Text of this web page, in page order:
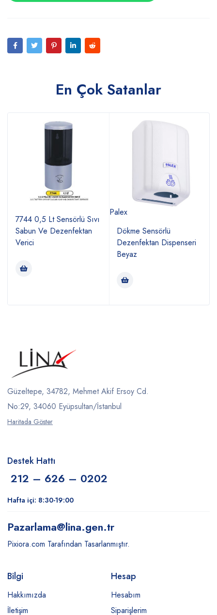
En Çok Satanlar
7744 0,5 Lt Sensörlü Sıvı
Sabun Ve Dezenfektan
Verici
Palex
Dökme Sensörlü
Dezenfektan Dispenseri
Beyaz
Güzeltepe, 34782, Mehmet Akif Ersoy Cd.
No:29, 34060 Eyüpsultan/İstanbul
Haritada Göster
Destek Hattı
212 – 626 – 0202
Hafta içi: 8:30-19:00
Pazarlama@lina.gen.tr
Pixiora.com Tarafından Tasarlanmıştır.
Bilgi
Hakkımızda
İletişim
Hesap
Hesabım
Siparişlerim